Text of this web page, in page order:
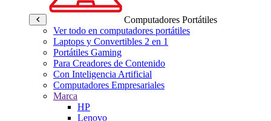
Computadores Portátiles
Ver todo en computadores portátiles
Laptops y Convertibles 2 en 1
Portátiles Gaming
Para Creadores de Contenido
Con Inteligencia Artificial
Computadores Empresariales
Marca
HP
Lenovo